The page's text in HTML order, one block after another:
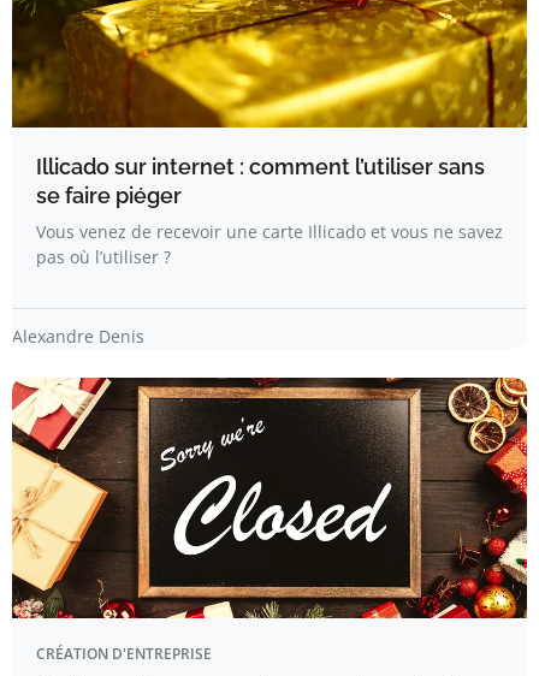
Illicado sur internet : comment l’utiliser sans
se faire piéger
Vous venez de recevoir une carte Illicado et vous ne savez
pas où l’utiliser ?
Alexandre Denis
CRÉATION D'ENTREPRISE